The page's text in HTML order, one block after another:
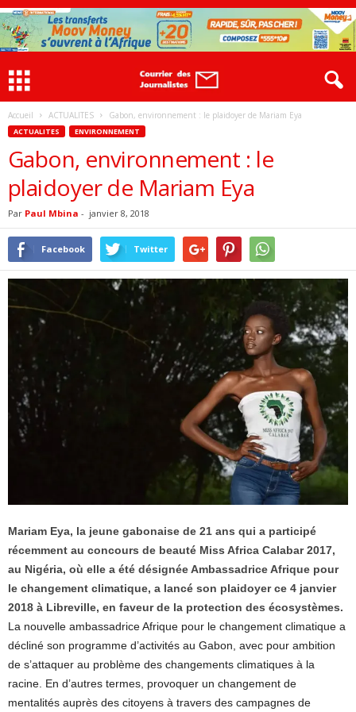
Accueil ACTUALITES Gabon, environnement : le plaidoyer de Mariam Eya
ACTUALITES ENVIRONNEMENT
Gabon, environnement : le
plaidoyer de Mariam Eya
Par Paul Mbina - janvier 8, 2018
Facebook Twitter
Mariam Eya, la jeune gabonaise de 21 ans qui a participé
récemment au concours de beauté Miss Africa Calabar 2017,
au Nigéria, où elle a été désignée Ambassadrice Afrique pour
le changement climatique, a lancé son plaidoyer ce 4 janvier
2018 à Libreville, en faveur de la protection des écosystèmes.
La nouvelle ambassadrice Afrique pour le changement climatique a
décliné son programme d’activités au Gabon, avec pour ambition
de s’attaquer au problème des changements climatiques à la
racine. En d’autres termes, provoquer un changement de
mentalités auprès des citoyens à travers des campagnes de